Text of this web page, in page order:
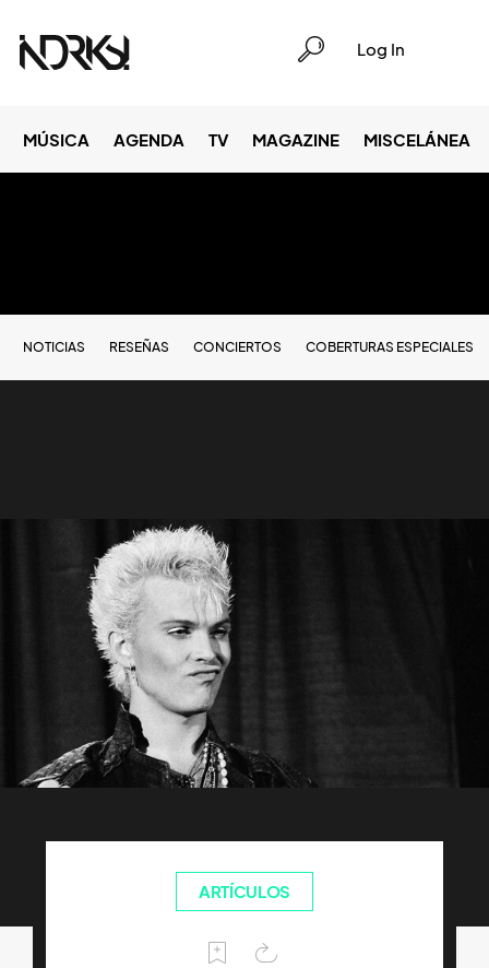
Log In
MÚSICA AGENDA TV MAGAZINE MISCELÁNEA
NOTICIAS RESEÑAS CONCIERTOS COBERTURAS ESPECIALES
ARTÍCULOS